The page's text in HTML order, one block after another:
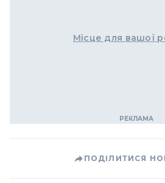
Місце для вашої
ПОДІЛИТИСЯ